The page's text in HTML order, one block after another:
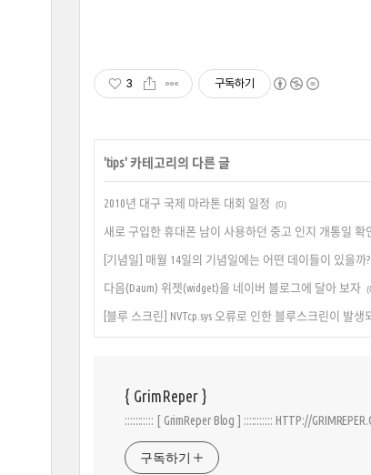
3 구독하기
'tips' 카테고리의 다른 글
2010년 대구 국제 마라톤 대회 일정 (0)
새로 구입한 휴대폰 남이 사용하던 중고 인지 개통일 확
[기념일] 매월 14일의 기념일에는 어떤 데이들이 있을까?
다음(Daum) 위젯(widget)을 네이버 블로그에 달아 보자
[블루 스크린] NVTcp.sys 오류로 인한 블루스크린이 발
{ GrimReper }
::::::::::: [ GrimReper Blog ] ::::::::::: HTTP://
구독하기